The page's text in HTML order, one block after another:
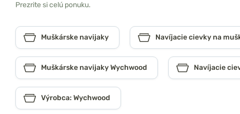
Prezrite si celú ponuku.
Muškárske navijaky Navíjacie cievky na
Muškárske navijaky Wychwood Navíjacie
Výrobca: Wychwood